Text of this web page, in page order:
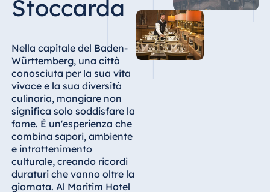
Hotel Bonn
Hotel Dresden
Hotel Düsseldorf
Hotel Frankfurt
Hotel am
Schlossgarten
Fulda
Airport Hotel
Hannover
Hotel Ingolstadt
Stoccarda
Nella capitale del Baden-
Württemberg, una città
conosciuta per la sua vita
vivace e la sua diversità
culinaria, mangiare non
significa solo soddisfare la
fame. È un'esperienza che
combina sapori, ambiente
e intrattenimento
culturale, creando ricordi
duraturi che vanno oltre la
giornata. Al Maritim Hotel